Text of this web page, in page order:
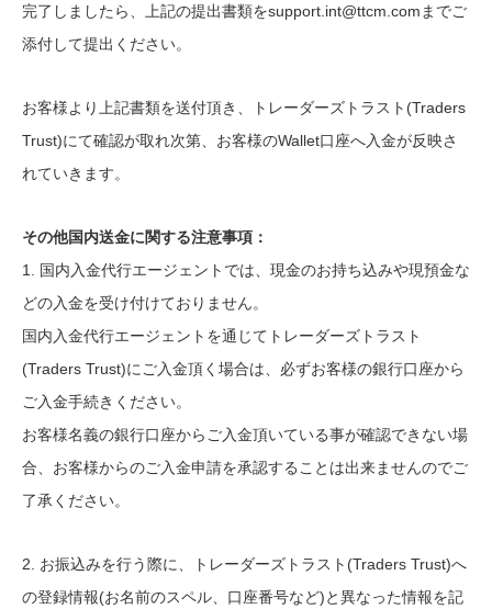
完了しましたら、上記の提出書類をsupport.int@ttcm.comまでご
添付して提出ください。
お客様より上記書類を送付頂き、トレーダーズトラスト(Traders
Trust)にて確認が取れ次第、お客様のWallet口座へ入金が反映さ
れていきます。
その他国内送金に関する注意事項：
1. 国内入金代行エージェントでは、現金のお持ち込みや現預金な
どの入金を受け付けておりません。
国内入金代行エージェントを通じてトレーダーズトラスト
(Traders Trust)にご入金頂く場合は、必ずお客様の銀行口座から
ご入金手続きください。
お客様名義の銀行口座からご入金頂いている事が確認できない場
合、お客様からのご入金申請を承認することは出来ませんのでご
了承ください。
2. お振込みを行う際に、トレーダーズトラスト(Traders Trust)へ
の登録情報(お名前のスペル、口座番号など)と異なった情報を記